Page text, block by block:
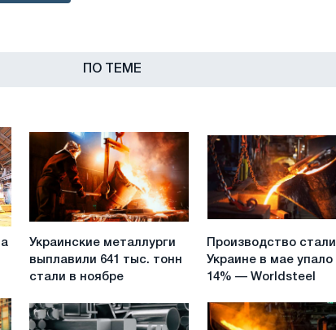
ПО ТЕМЕ
Украинские
металлурги
тыс.
тонн
Украинские металлурги
выплавили 641 тыс. тонн
стали в ноябре
Производство
стали
в
в
мае
Производство
Украине в мае упало
14% — Worldsteel